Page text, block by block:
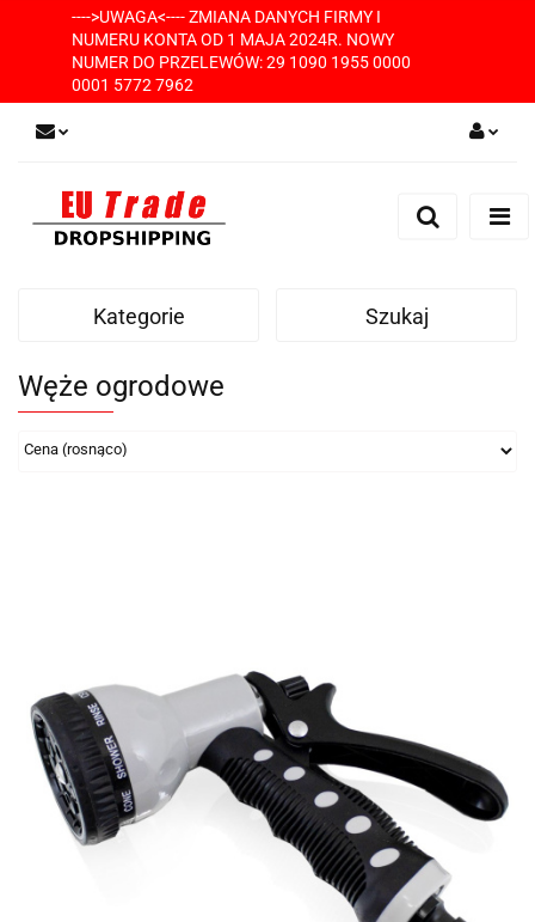
---->UWAGA<---- ZMIANA DANYCH FIRMY I
NUMERU KONTA OD 1 MAJA 2024R. NOWY
NUMER DO PRZELEWÓW: 29 1090 1955 0000
0001 5772 7962
Zarejestruj się
Kategorie Szukaj
Węże ogrodowe